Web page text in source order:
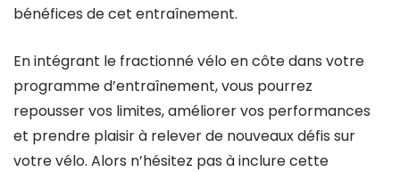
bénéfices de cet entraînement.
En intégrant le fractionné vélo en côte dans votre
programme d’entraînement, vous pourrez
repousser vos limites, améliorer vos performances
et prendre plaisir à relever de nouveaux défis sur
votre vélo. Alors n’hésitez pas à inclure cette